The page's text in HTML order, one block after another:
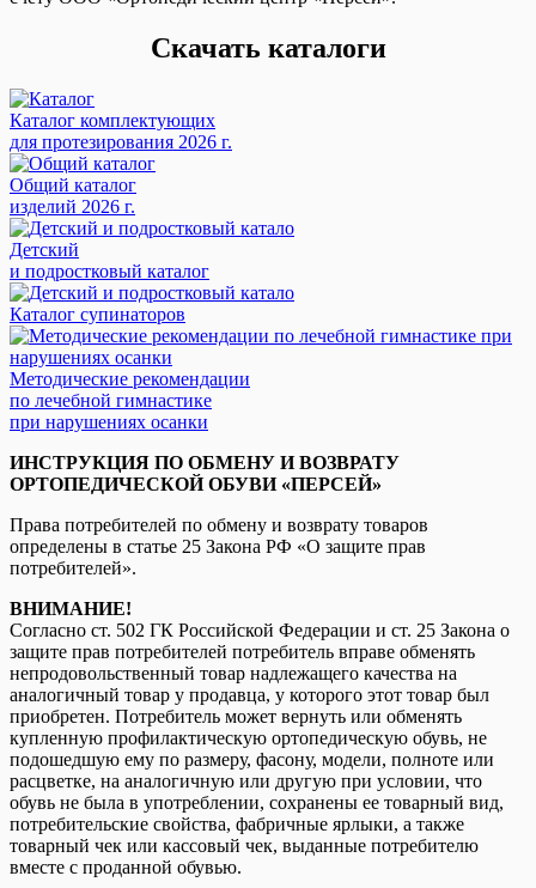
Скачать каталоги
Каталог комплектующих
для протезирования 2026 г.
Общий каталог
изделий 2026 г.
Детский
и подростковый каталог
Каталог супинаторов
Методические рекомендации
по лечебной гимнастике
при нарушениях осанки
ИНСТРУКЦИЯ ПО ОБМЕНУ И ВОЗВРАТУ
ОРТОПЕДИЧЕСКОЙ ОБУВИ «ПЕРСЕЙ»
Права потребителей по обмену и возврату товаров
определены в статье 25 Закона РФ «О защите прав
потребителей».
ВНИМАНИЕ!
Согласно ст. 502 ГК Российской Федерации и ст. 25 Закона о
защите прав потребителей потребитель вправе обменять
непродовольственный товар надлежащего качества на
аналогичный товар у продавца, у которого этот товар был
приобретен. Потребитель может вернуть или обменять
купленную профилактическую ортопедическую обувь, не
подошедшую ему по размеру, фасону, модели, полноте или
расцветке, на аналогичную или другую при условии, что
обувь не была в употреблении, сохранены ее товарный вид,
потребительские свойства, фабричные ярлыки, а также
товарный чек или кассовый чек, выданные потребителю
вместе с проданной обувью.